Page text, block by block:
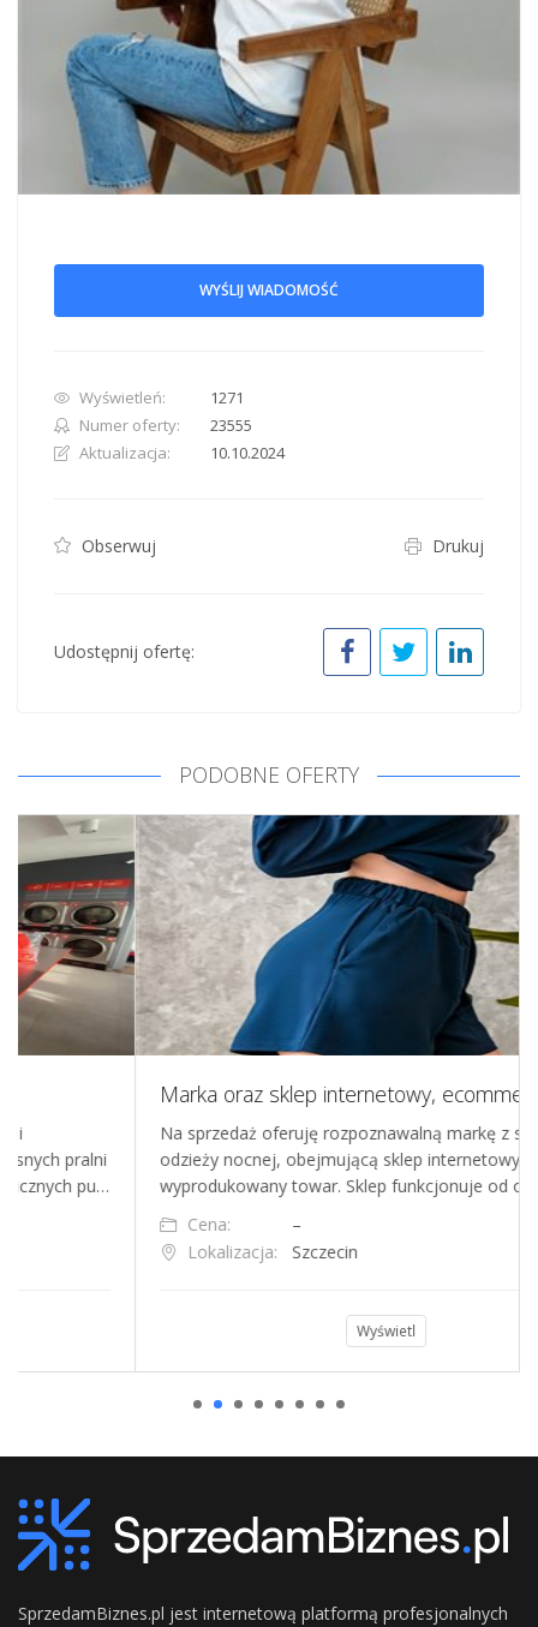
WYŚLIJ WIADOMOŚĆ
Wyświetleń:
1271
Numer oferty:
23555
Aktualizacja:
10.10.2024
Obserwuj Drukuj
Udostępnij ofertę:
PODOBNE OFERTY
Marka oraz sklep internetowy, ecommerce, piżamy damskie
Na sprzedaż oferuję rozpoznawalną markę z segmentu
odzieży nocnej, obejmującą sklep internetowy oraz
wyprodukowany towar. Sklep funkcjonuje od około trze…
–
Lokalizacja:
Szczecin
SprzedamBiznes.pl jest internetową platformą profesjonalnych